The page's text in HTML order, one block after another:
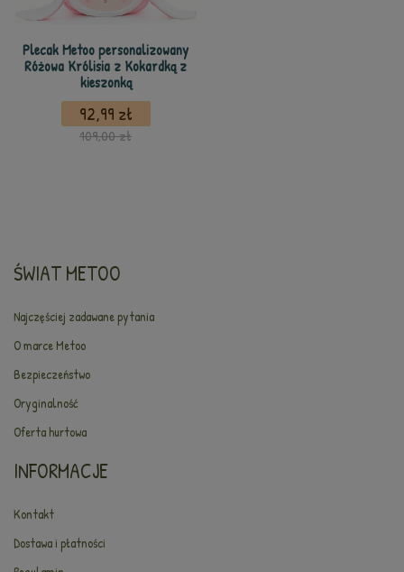
Plecak Metoo personalizowany
Różowa Królisia z Kokardką z
kieszonką
92,99 zł
109,00 zł
ŚWIAT METOO
Najczęściej zadawane pytania
O marce Metoo
Bezpieczeństwo
Oryginalność
Oferta hurtowa
INFORMACJE
Kontakt
Dostawa i płatności